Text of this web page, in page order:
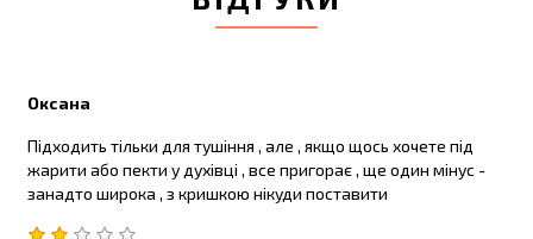
Оксана
Підходить тільки для тушіння , але , якщо щось хочете під
жарити або пекти у духівці , все пригорає , ще один мінус -
занадто широка , з кришкою нікуди поставити